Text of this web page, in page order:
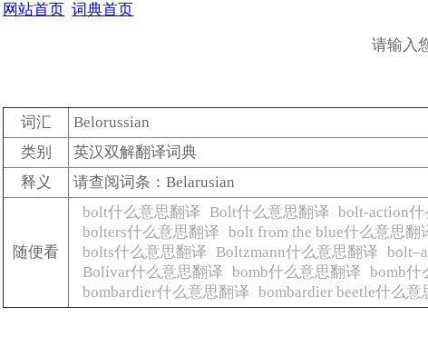
网站首页 词典首页
请输入
词汇
Belorussian
类别
英汉双解翻译词典
释义
请查阅词条：Belarusian
随便看
bolt什么意思翻译 Bolt什么意思翻译 bolt-action
bolters什么意思翻译 bolt from the blue什么意思翻
bolts什么意思翻译
Boltzmann什么意思翻译
Bolívar什么意思翻译 bomb什么意思翻译 bomb什
bombardier什么意思翻译 bombardier beetle什么意